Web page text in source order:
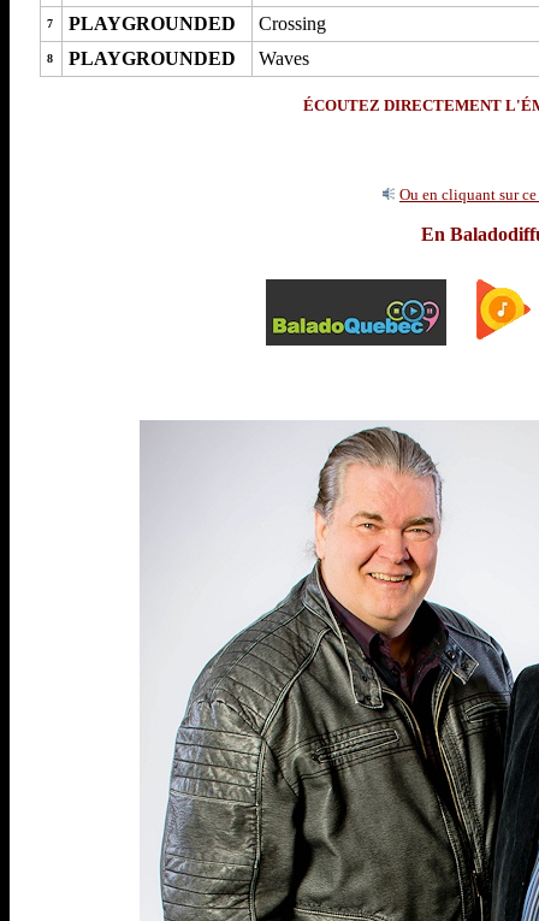
7 PLAYGROUNDED Crossing
8 PLAYGROUNDED Waves
ÉCOUTEZ DIRECTEMENT
Ou en cliquant sur
En